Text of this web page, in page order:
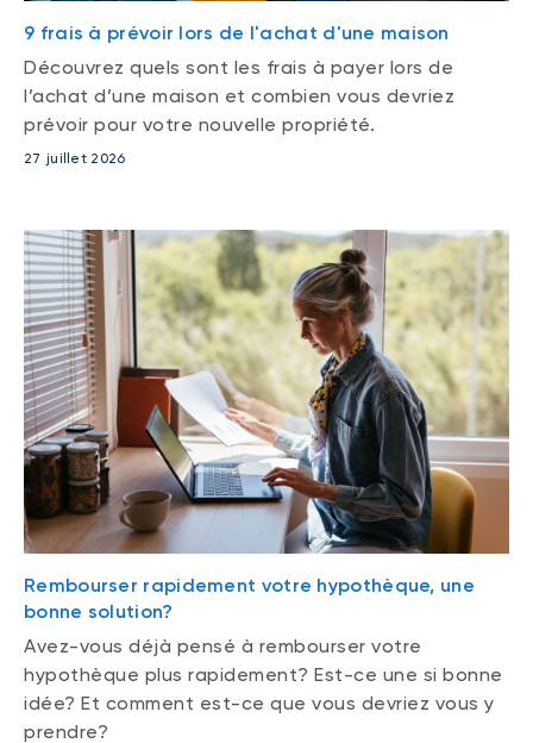
9 frais à prévoir lors de l'achat d'une maison
Découvrez quels sont les frais à payer lors de
l’achat d’une maison et combien vous devriez
prévoir pour votre nouvelle propriété.
27 juillet 2026
Rembourser rapidement votre hypothèque, une
bonne solution?
Avez-vous déjà pensé à rembourser votre
hypothèque plus rapidement? Est-ce une si bonne
idée? Et comment est-ce que vous devriez vous y
prendre?